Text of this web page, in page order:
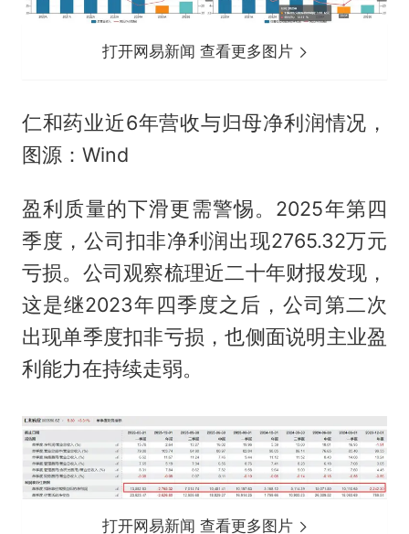
打开网易新闻 查看更多图片
仁和药业近6年营收与归母净利润情况，
图源：Wind
盈利质量的下滑更需警惕。2025年第四
季度，公司扣非净利润出现2765.32万元
亏损。公司观察梳理近二十年财报发现，
这是继2023年四季度之后，公司第二次
出现单季度扣非亏损，也侧面说明主业盈
利能力在持续走弱。
打开网易新闻 查看更多图片